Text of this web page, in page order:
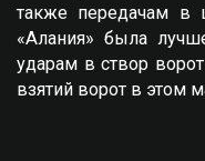
также передачам
«Алания» была
ударам в створ
взятий ворот в этом